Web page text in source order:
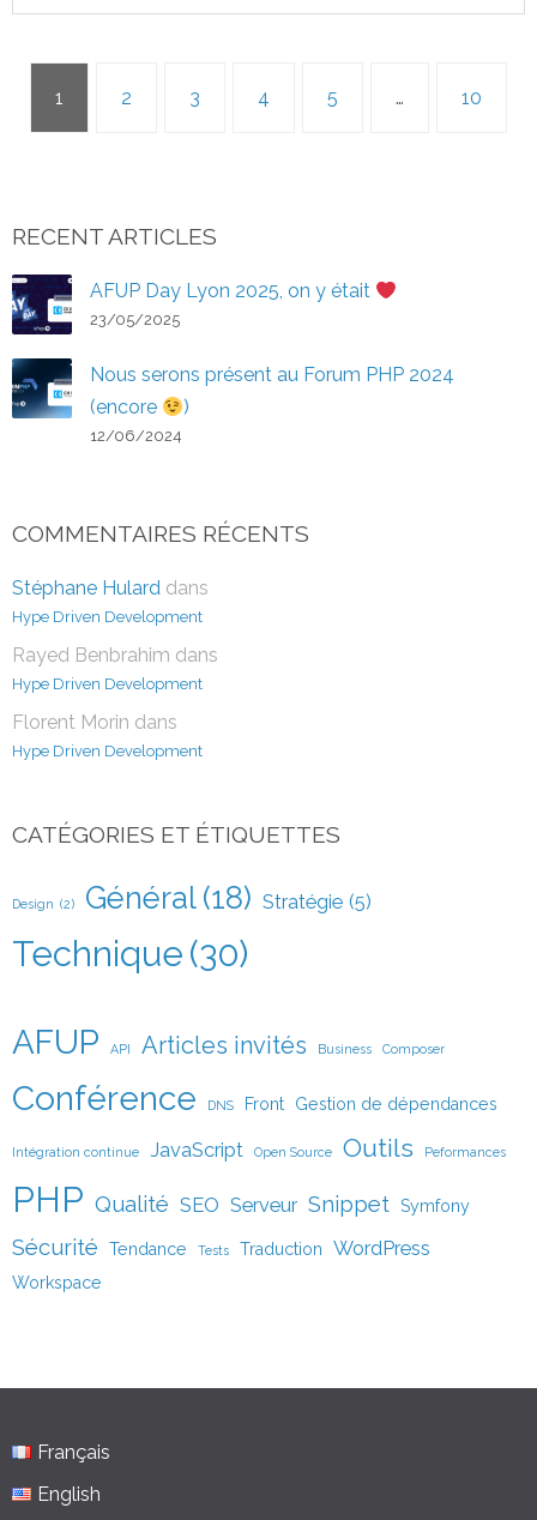
1 2 3 4 5 … 10
RECENT ARTICLES
AFUP Day Lyon 2025, on y était
23/05/2025
Nous serons présent au Forum PHP 2024
(encore
)
12/06/2024
COMMENTAIRES RÉCENTS
Stéphane Hulard dans
Hype Driven Development
Rayed Benbrahim dans
Hype Driven Development
Florent Morin dans
Hype Driven Development
CATÉGORIES ET ÉTIQUETTES
Design (2) Général (18) Stratégie (5)
Technique (30)
AFUP API Articles invités Business Composer
Conférence DNS Front Gestion de dépendances
Intégration continue JavaScript Open Source Outils Peformances
PHP Qualité SEO Serveur Snippet Symfony
Sécurité Tendance Tests Traduction WordPress
Workspace
Français
English